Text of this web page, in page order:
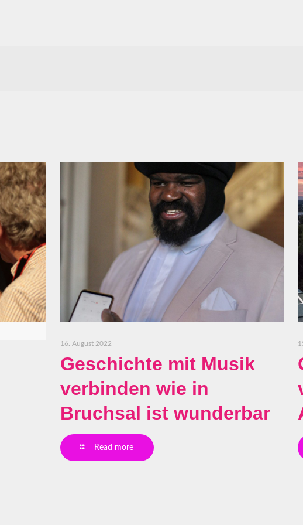
16. August 2022
Geschichte mit Musik
verbinden wie in
Bruchsal ist wunderbar
Read more